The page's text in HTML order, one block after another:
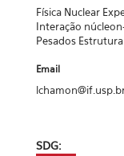
Física Nuclear
Interação
Pesados
Email
SDG: